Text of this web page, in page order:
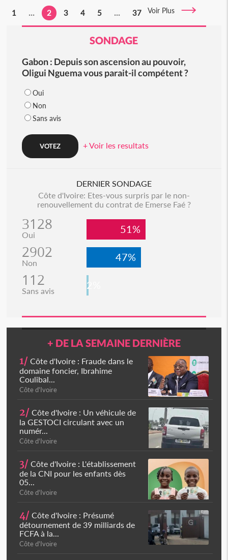
1 ... 2 3 4 5 ... 37 Voir Plus
SONDAGE
Gabon : Depuis son ascension au pouvoir,
Oligui Nguema vous parait-il compétent ?
Oui
Non
Sans avis
+ Voir les resultats
DERNIER SONDAGE
Côte d'Ivoire: Etes-vous surpris par le non-
renouvellement du contrat de Emerse Faé ?
3128
Oui 51%
2902
Non 47%
112
Sans avis 2%
+ DE LA SEMAINE DERNIÈRE
1/ Côte d'Ivoire : Fraude dans le
domaine foncier, Ibrahime
Coulibal...
Côte d'Ivoire
2/ Côte d'Ivoire : Un véhicule de
la GESTOCI circulant avec un
numér...
Côte d'Ivoire
3/ Côte d'Ivoire : L'établissement
de la CNI pour les enfants dès
05...
Côte d'Ivoire
4/ Côte d'Ivoire : Présumé
détournement de 39 milliards de
FCFA à la...
Côte d'Ivoire